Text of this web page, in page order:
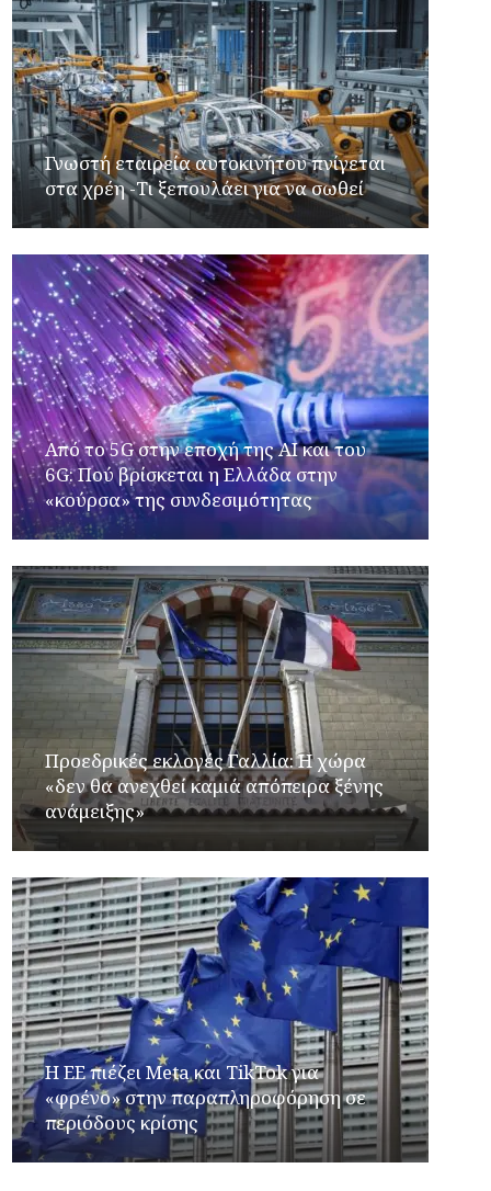
Γνωστή εταιρεία αυτοκινήτου πνίγεται
στα χρέη -Τι ξεπουλάει για να σωθεί
Από το 5G στην εποχή της AI και του
6G: Πού βρίσκεται η Ελλάδα στην
«κούρσα» της συνδεσιμότητας
Προεδρικές εκλογές Γαλλία: Η χώρα
«δεν θα ανεχθεί καμιά απόπειρα ξένης
ανάμειξης»
Η ΕΕ πιέζει Meta και TikTok για
«φρένο» στην παραπληροφόρηση σε
περιόδους κρίσης